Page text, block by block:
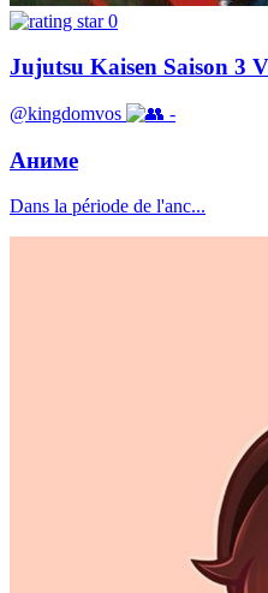
0
Jujutsu Kaisen Saison 3
@kingdomvos -
Аниме
Dans la période de l'anc...